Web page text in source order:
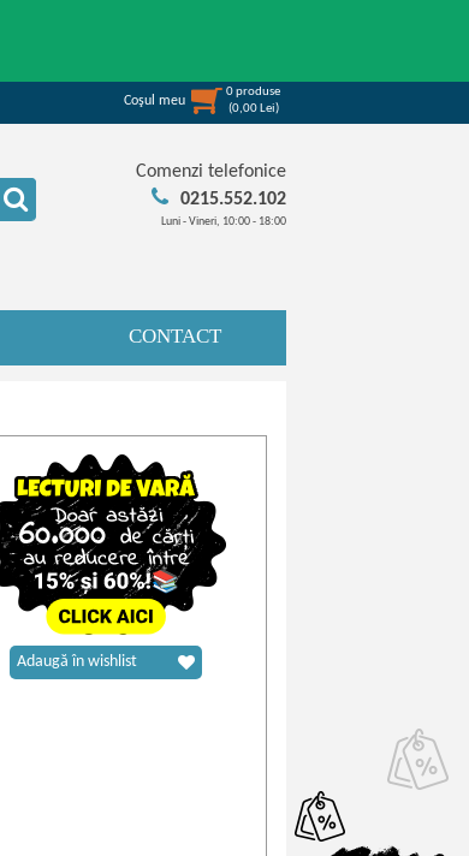
Coşul meu
0produse
(0,00 Lei)
Comenzi telefonice
0215.552.102
Luni - Vineri, 10:00 - 18:00
CONTACT
Adaugă în wishlist